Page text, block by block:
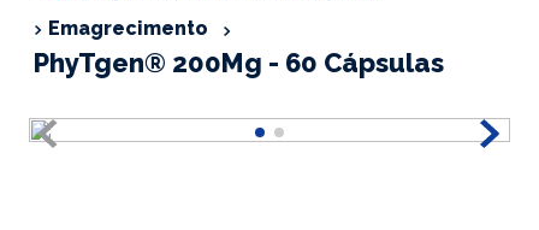
Emagrecimento
PhyTgen® 200Mg - 60 Cápsulas